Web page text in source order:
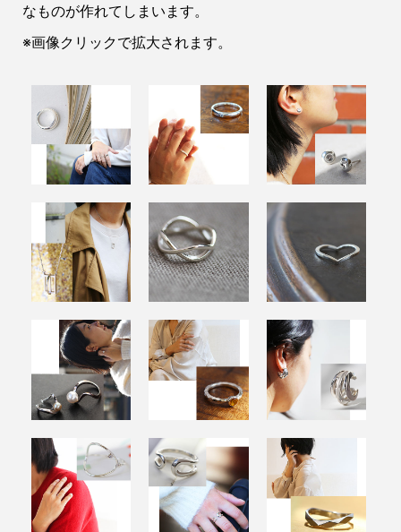
なものが作れてしまいます。
※画像クリックで拡大されます。